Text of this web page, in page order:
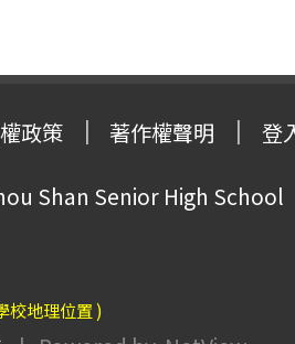
政策 著作權聲明 登
Shan Senior High School
校地理位置 )